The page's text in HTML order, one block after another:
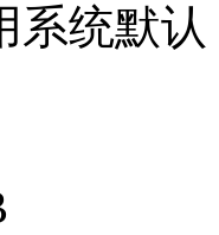
系统默认